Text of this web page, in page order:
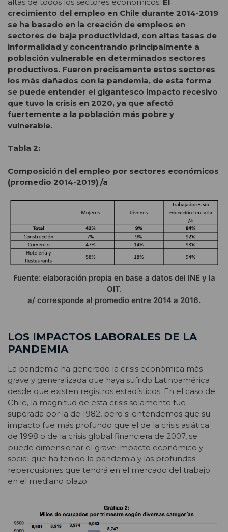
crecimiento del empleo en Chile durante 2014-2019
se ha basado en la creación de empleos en
sectores de baja productividad, con altas tasas de
informalidad y concentrando principalmente a
población vulnerable en determinados sectores
productivos. Fueron precisamente estos sectores
los más dañados con la pandemia, de esta forma
se puede entender el gigantesco impacto recesivo
que tuvo la crisis en 2020, ya que afectó
fuertemente a la población más pobre y
vulnerable.
Tabla 2:
Composición del empleo por sectores económicos
(promedio 2014-2019) /a
Fuente: elaboración propia en base a datos del INE y la
OIT.
a/ corresponde al promedio entre 2014 a 2016.
LOS IMPACTOS LABORALES DE LA
PANDEMIA
La pandemia ha generado la crisis económica más
grave y generalizada que haya sufrido Latinoamérica
desde que existen registros estadísticos. En el caso de
Chile, la magnitud de esta crisis solamente fue
superada por la de 1982, pero si entendemos que su
impacto fue más profundo que el de la crisis asiática
de 1998 o de la crisis global financiera de 2007, se
puede dimensionar el grave impacto económico y
social que ha tenido la pandemia y las profundas
repercusiones que tendrá en el mercado del trabajo
en el mediano plazo.